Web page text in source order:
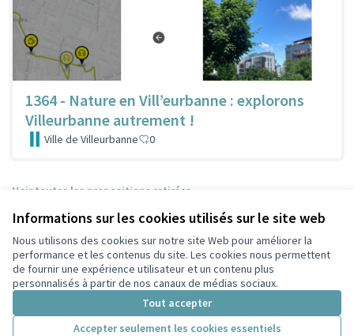
Informations sur les cookies utilisés sur le site web
Nous utilisons des cookies sur notre site Web pour améliorer la
performance et les contenus du site. Les cookies nous permettent
de fournir une expérience utilisateur et un contenu plus
personnalisés à partir de nos canaux de médias sociaux.
Tout accepter
Accepter seulement les cookies essentiels
1364 - Nature en Vill’eurbanne : explorons
Villeurbanne autrement !
Ville de Villeurbanne 0
Voir toutes les propositions retirées
Conditions d'utilisation
Paramètres des cookies
Participez Villeurbanne sur X
(Lien externe)
Participez Villeurbanne sur Facebook
Participez Villeurbanne sur Instagram
Participez Villeurbanne sur YouTube
(Lien externe)